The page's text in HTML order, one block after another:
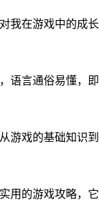
在游戏中的成
语言通俗易懂，
游戏的基础知识
用的游戏攻略，